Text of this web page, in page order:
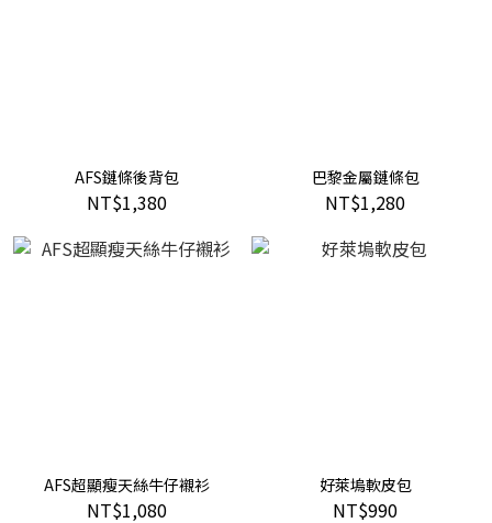
AFS鏈條後背包
NT$1,380
巴黎金屬鏈條包
NT$1,280
AFS超顯瘦天絲牛仔襯衫
NT$1,080
好萊塢軟皮包
NT$990